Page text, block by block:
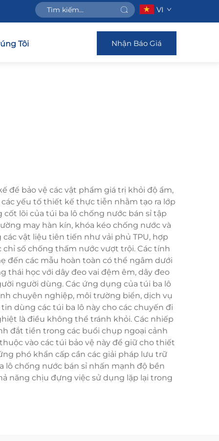
VI
Tôi Nhận Báo Giá
để bảo vệ các vật phẩm giá trị khỏi độ ẩm,
yếu tố thiết kế thực tiễn nhằm tạo ra lớp
lõi của túi ba lô chống nước bán sỉ tập
may hàn kín, khóa kéo chống nước và
vật liệu tiên tiến như vải phủ TPU, hợp
số chống thấm nước vượt trội. Các tính
đến các mẫu hoàn toàn có thể ngâm dưới
thái học với dây đeo vai đệm êm, dây đeo
người dùng. Các ứng dụng của túi ba lô
chuyên nghiệp, môi trường biển, dịch vụ
dùng các túi ba lô này cho các chuyến đi
là điều không thể tránh khỏi. Các nhiếp
đắt tiền trong các buổi chụp ngoại cảnh
vào các túi bảo vệ này để giữ cho thiết
phó khẩn cấp cần các giải pháp lưu trữ
lô chống nước bán sỉ nhấn mạnh độ bền
năng chịu đựng việc sử dụng lặp lại trong